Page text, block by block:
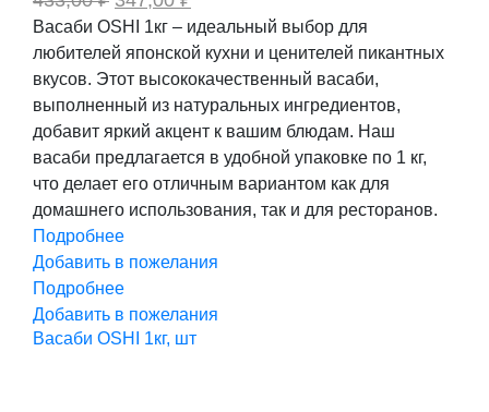
цена
составляла
433,00 ₽.
цена:
347,00 ₽.
Васаби OSHI 1кг – идеальный выбор для
любителей японской кухни и ценителей пикантных
вкусов. Этот высококачественный васаби,
выполненный из натуральных ингредиентов,
добавит яркий акцент к вашим блюдам. Наш
васаби предлагается в удобной упаковке по 1 кг,
что делает его отличным вариантом как для
домашнего использования, так и для ресторанов.
Подробнее
Добавить в пожелания
Подробнее
Добавить в пожелания
Васаби OSHI 1кг, шт